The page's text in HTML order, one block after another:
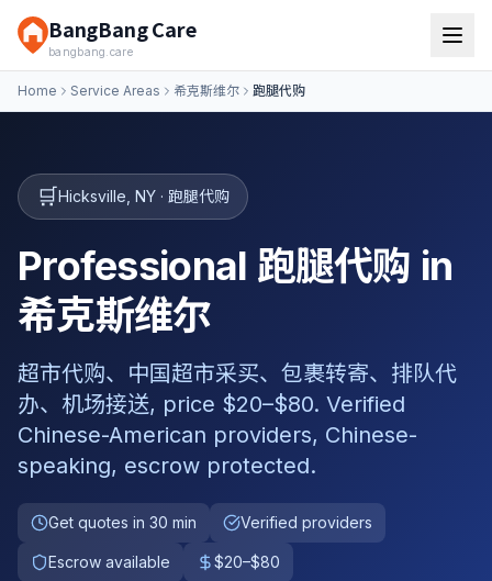
BangBang Care
bangbang.care
Home Service Areas 希克斯维尔 跑腿代购
🛒Hicksville NY · 跑腿代购
Professional 跑腿代购 in
希克斯维尔
超市代购、中国超市采买、包裹转寄、排队代
办、机场接送, price $20–$80. Verified
Chinese-American providers, Chinese-
speaking, escrow protected.
Get quotes in 30 min Verified providers
Escrow available $20–$80